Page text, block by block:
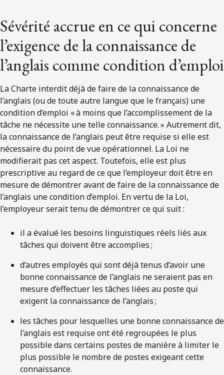
Sévérité accrue en ce qui concerne
l’exigence de la connaissance de
l’anglais comme condition d’emploi
La Charte interdit déjà de faire de la connaissance de
l’anglais (ou de toute autre langue que le français) une
condition d’emploi « à moins que l’accomplissement de la
tâche ne nécessite une telle connaissance. » Autrement dit,
la connaissance de l’anglais peut être requise si elle est
nécessaire du point de vue opérationnel. La Loi ne
modifierait pas cet aspect. Toutefois, elle est plus
prescriptive au regard de ce que l’employeur doit être en
mesure de démontrer avant de faire de la connaissance de
l’anglais une condition d’emploi. En vertu de la Loi,
l’employeur serait tenu de démontrer ce qui suit :
il a évalué les besoins linguistiques réels liés aux
tâches qui doivent être accomplies ;
d’autres employés qui sont déjà tenus d’avoir une
bonne connaissance de l’anglais ne seraient pas en
mesure d’effectuer les tâches liées au poste qui
exigent la connaissance de l’anglais ;
les tâches pour lesquelles une bonne connaissance de
l’anglais est requise ont été regroupées le plus
possible dans certains postes de manière à limiter le
plus possible le nombre de postes exigeant cette
connaissance.